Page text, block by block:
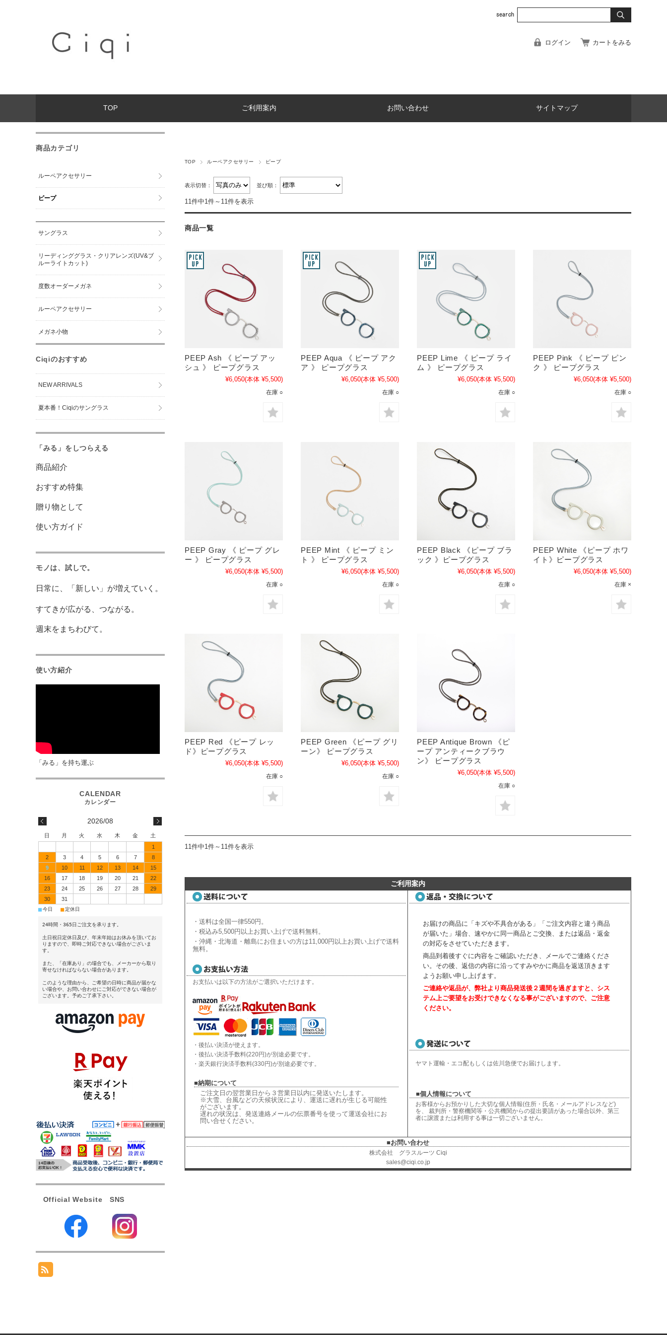
ログイン カートをみる
TOP ご利用案内 お問い合わせ サイトマップ
TOP ルーペアクセサリー ピープ
表示切替： 並び順：
11件中1件～11件を表示
商品一覧
PEEP Ash 《 ピープ アッ
シュ 》 ピープグラス
¥6,050(本体 ¥5,500)
在庫 ○
PEEP Aqua 《 ピープ アク
ア 》 ピープグラス
¥6,050(本体 ¥5,500)
在庫 ○
PEEP Lime 《 ピープ ライ
ム 》 ピープグラス
¥6,050(本体 ¥5,500)
在庫 ○
PEEP Pink 《 ピープ ピン
ク 》 ピープグラス
¥6,050(本体 ¥5,500)
在庫 ○
PEEP Gray 《 ピープ グレ
ー 》 ピープグラス
¥6,050(本体 ¥5,500)
在庫 ○
PEEP Mint 《 ピープ ミン
ト 》 ピープグラス
¥6,050(本体 ¥5,500)
在庫 ○
PEEP Black 《ピープ ブラ
ック 》ピープグラス
¥6,050(本体 ¥5,500)
在庫 ○
PEEP White 《ピープ ホワ
イト》ピープグラス
¥6,050(本体 ¥5,500)
在庫 ×
PEEP Red 《ピープ レッ
ド》ピープグラス
¥6,050(本体 ¥5,500)
在庫 ○
PEEP Green 《ピープ グリ
ーン》 ピープグラス
¥6,050(本体 ¥5,500)
在庫 ○
PEEP Antique Brown 《ピ
ープ アンティークブラウ
ン》 ピープグラス
¥6,050(本体 ¥5,500)
在庫 ○
11件中1件～11件を表示
ご利用案内
・送料は全国一律550円。
・税込み5,500円以上お買い上げで送料無料。
・沖縄・北海道・離島にお住まいの方は11,000円以上お買い上げで送料
無料。
お支払いは以下の方法がご選択いただけます。
・後払い決済が使えます。
・後払い決済手数料(220円)が別途必要です。
・楽天銀行決済手数料(330円)が別途必要です。
■納期について
ご注文日の翌営業日から３営業日以内に発送いたします。
※大雪、台風などの天候状況により、 運送に遅れが生じる可能性
がございます。
遅れの状況は、 発送連絡メールの伝票番号を使って運送会社にお
問い合せください。
お届けの商品に「キズや不具合がある」「ご注文内容と違う商品
が届いた」場合、速やかに同一商品とご交換、または返品・返金
の対応をさせていただきます。
商品到着後すぐに内容をご確認いただき、
メールでご連絡くださ
い。 その後、返信の内容に沿ってすみやかに商品を返送頂きます
ようお願い申し上げます。
ご連絡や返品が、弊社より商品発送後２週間を過ぎますと、 シス
テム上ご要望をお受けできなくなる事がございますので、ご注意
ください。
ヤマト運輸・エコ配もしくは佐川急便でお届けします。
■個人情報について
お客様からお預かりした大切な個人情報(住所・氏名・メールアドレスなど)
を、 裁判所・警察機関等・公共機関からの提出要請があった場合以外、第三
者に譲渡または利用する事は一切ございません。
■お問い合わせ
株式会社 グラスルーツ Ciqi
sales@ciqi.co.jp
商品カテゴリ
ルーペアクセサリー
ピープ
サングラス
リーディンググラス・クリアレンズ(UV&ブ
ルーライトカット)
度数オーダーメガネ
ルーペアクセサリー
メガネ小物
Ciqiのおすすめ
NEW ARRIVALS
夏本番！Ciqiのサングラス
「みる」をしつらえる
商品紹介
おすすめ特集
贈り物として
使い方ガイド
モノは、試しで。
日常に、「新しい」が増えていく。
すてきが広がる、つながる。
週末をまちわびて。
使い方紹介
「みる」を持ち運ぶ
2026/08
日 月 火 水 木 金
土
1
2
3 4 5 6 7
8
9
10 11 12 13 14
15
16
17 18 19 20 21
22
23
24 25 26 27 28
29
30
31
■今日 ■定休日
24時間・365日ご注文を承ります。
土日祝日定休日及び、年末年始はお休みを頂いてお
りますので、即時ご対応できない場合がございま
す。
また、「在庫あり」の場合でも、メーカーから取り
寄せなければならない場合があります。
このような理由から、ご希望の日時に商品が届かな
い場合や、お問い合わせにご対応ができない場合が
ございます。予めご了承下さい。
Official Website SNS